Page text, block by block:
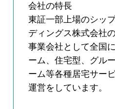
会社の特長
東証一部上場のシッ
ディングス株式会社
事業会社として全国
ーム、住宅型、グル
ーム等各種居宅サー
運営をしています。